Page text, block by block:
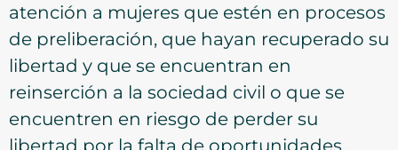
atención a mujeres que estén en procesos
de preliberación, que hayan recuperado su
libertad y que se encuentran en
reinserción a la sociedad civil o que se
encuentren en riesgo de perder su
libertad por la falta de oportunidades.